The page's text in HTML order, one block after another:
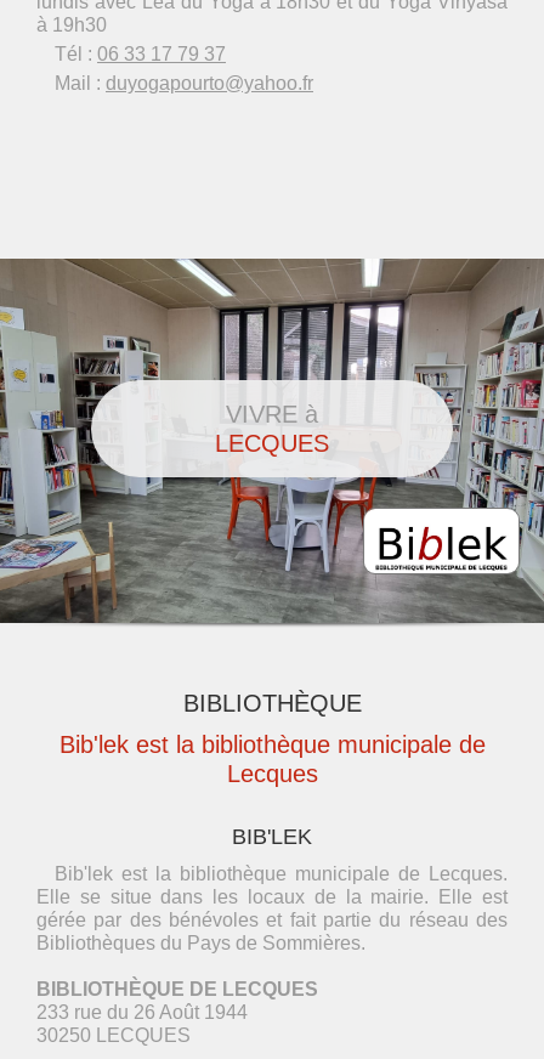
à 19h30
Tél : 06 33 17 79 37
Mail : duyogapourto@yahoo.fr
VIVRE à
LECQUES
BIBLIOTHÈQUE
Bib'lek est la bibliothèque municipale de
Lecques
BIB'LEK
Bib'lek est la bibliothèque municipale de Lecques.
Elle se situe dans les locaux de la mairie. Elle est
gérée par des bénévoles et fait partie du réseau des
Bibliothèques du Pays de Sommières.
BIBLIOTHÈQUE DE LECQUES
233 rue du 26 Août 1944
30250 LECQUES